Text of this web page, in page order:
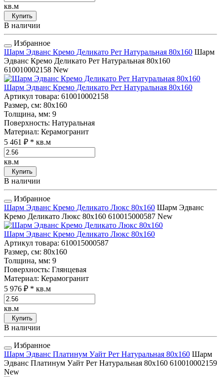
кв.м
Купить
В наличии
Избранное
Шарм Эдванс Кремо Деликато Рет Натуральная 80x160 Шарм
Эдванс Кремо Деликато Рет Натуральная 80x160
610010002158 New
Шарм Эдванс Кремо Деликато Рет Натуральная 80x160
Артикул товара: 610010002158
Размер, см: 80x160
Толщина, мм: 9
Поверхность: Натуральная
Материал: Керамогранит
5 461 ₽ * кв.м
кв.м
Купить
В наличии
Избранное
Шарм Эдванс Кремо Деликато Люкс 80x160 Шарм Эдванс
Кремо Деликато Люкс 80x160 610015000587 New
Шарм Эдванс Кремо Деликато Люкс 80x160
Артикул товара: 610015000587
Размер, см: 80x160
Толщина, мм: 9
Поверхность: Глянцевая
Материал: Керамогранит
5 976 ₽ * кв.м
кв.м
Купить
В наличии
Избранное
Шарм Эдванс Платинум Уайт Рет Натуральная 80x160 Шарм
Эдванс Платинум Уайт Рет Натуральная 80x160 610010002159
New